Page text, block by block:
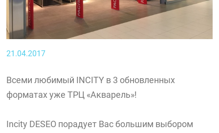
21.04.2017
Всеми любимый INCITY в 3 обновленных
форматах уже ТРЦ «Акварель»!
Incity DESEO порадует Вас большим выбором